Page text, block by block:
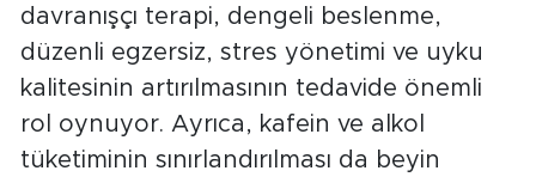
davranışçı terapi, dengeli beslenme,
düzenli egzersiz, stres yönetimi ve uyku
kalitesinin artırılmasının tedavide önemli
rol oynuyor. Ayrıca, kafein ve alkol
tüketiminin sınırlandırılması da beyin